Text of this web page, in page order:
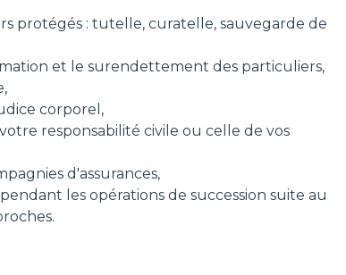
protégés : tutelle, curatelle, sauvegarde de
et le surendettement des particuliers,
corporel,
responsabilité civile ou celle de vos
d'assurances,
les opérations de succession suite au